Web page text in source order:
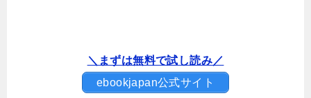
＼まずは無料で試し読み／
ebookjapan公式サイト